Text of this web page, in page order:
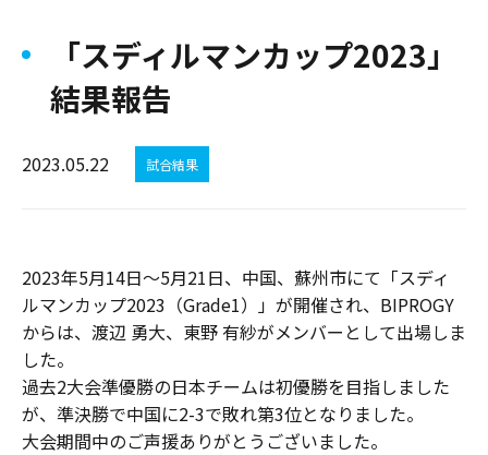
「スディルマンカップ2023」
結果報告
2023.05.22 試合結果
2023年5月14日～5月21日、中国、蘇州市にて「スディ
ルマンカップ2023（Grade1）」が開催され、BIPROGY
からは、渡辺 勇大、東野 有紗がメンバーとして出場しま
した。
過去2大会準優勝の日本チームは初優勝を目指しました
が、準決勝で中国に2-3で敗れ第3位となりました。
大会期間中のご声援ありがとうございました。